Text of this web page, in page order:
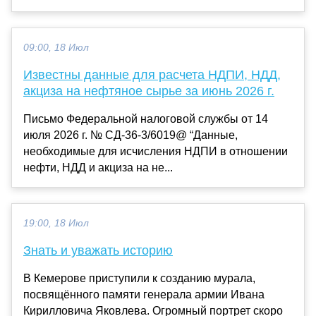
09:00, 18 Июл
Известны данные для расчета НДПИ, НДД,
акциза на нефтяное сырье за июнь 2026 г.
Письмо Федеральной налоговой службы от 14
июля 2026 г. № СД-36-3/6019@ “Данные,
необходимые для исчисления НДПИ в отношении
нефти, НДД и акциза на не...
19:00, 18 Июл
Знать и уважать историю
В Кемерове приступили к созданию мурала,
посвящённого памяти генерала армии Ивана
Кирилловича Яковлева. Огромный портрет скоро